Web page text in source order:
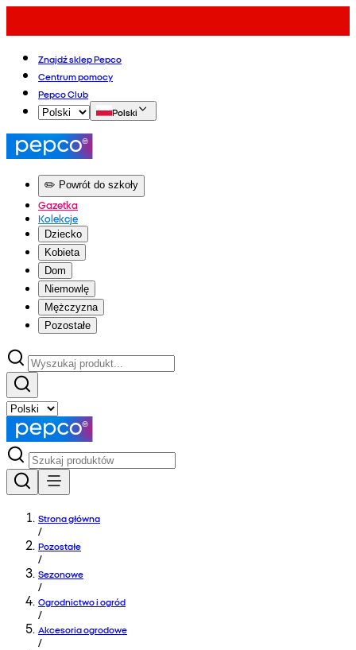
Znajdź sklep Pepco
Centrum pomocy
Pepco Club
Polski
✏️ Powrót do szkoły
Gazetka
Kolekcje
Dziecko
Kobieta
Dom
Niemowlę
Mężczyzna
Pozostałe
Strona główna
/
Pozostałe
/
Sezonowe
/
Ogrodnictwo i ogród
/
Akcesoria ogrodowe
/